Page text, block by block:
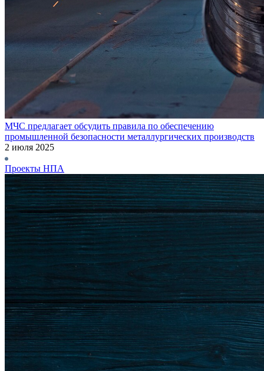
МЧС предлагает обсудить правила по обеспечению
промышленной безопасности металлургических производств
2 июля 2025
Проекты НПА